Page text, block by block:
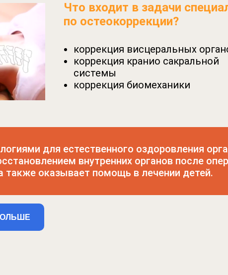
для естественного оздоровления
внутренних органов после
оказывает помощь в лечении детей.
коррекция висцеральных
коррекция кранио сакральной
системы
коррекция биомеханики
Что входит в задачи
по остеокоррекции?
— регулярное посещение
практик